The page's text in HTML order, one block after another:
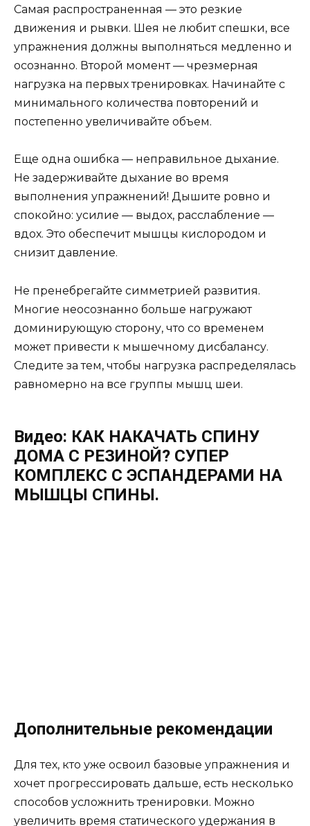
Самая распространенная — это резкие
движения и рывки. Шея не любит спешки, все
упражнения должны выполняться медленно и
осознанно. Второй момент — чрезмерная
нагрузка на первых тренировках. Начинайте с
минимального количества повторений и
постепенно увеличивайте объем.
Еще одна ошибка — неправильное дыхание.
Не задерживайте дыхание во время
выполнения упражнений! Дышите ровно и
спокойно: усилие — выдох, расслабление —
вдох. Это обеспечит мышцы кислородом и
снизит давление.
Не пренебрегайте симметрией развития.
Многие неосознанно больше нагружают
доминирующую сторону, что со временем
может привести к мышечному дисбалансу.
Следите за тем, чтобы нагрузка распределялась
равномерно на все группы мышц шеи.
Видео: КАК НАКАЧАТЬ СПИНУ
ДОМА С РЕЗИНОЙ? СУПЕР
КОМПЛЕКС С ЭСПАНДЕРАМИ НА
МЫШЦЫ СПИНЫ.
Дополнительные рекомендации
Для тех, кто уже освоил базовые упражнения и
хочет прогрессировать дальше, есть несколько
способов усложнить тренировки. Можно
увеличить время статического удержания в